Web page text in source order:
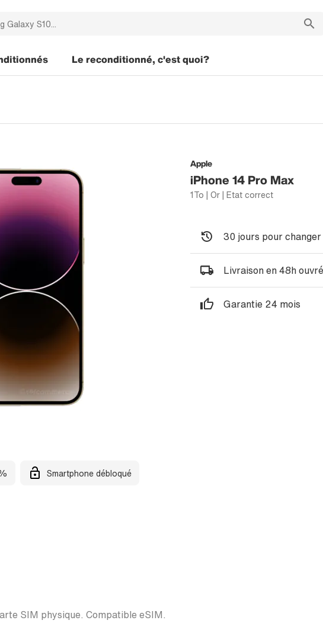
Le reconditionné, c'est quoi?
Apple
iPhone 14 Pro Max
1To | Or | Etat correct
Smartphone débloqué
30 jours pour
Livraison en 48h
Garantie 24 mois
SIM physique. Compatible eSIM.